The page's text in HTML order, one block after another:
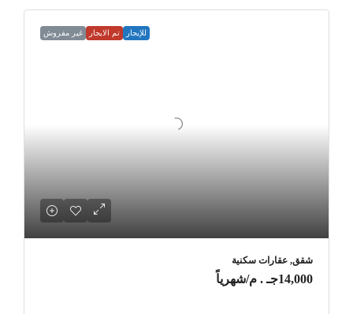
للإيجار تم الايجار غير مفروش
شقق, عقارات سكنية
14,000جـ . م /شهرياً